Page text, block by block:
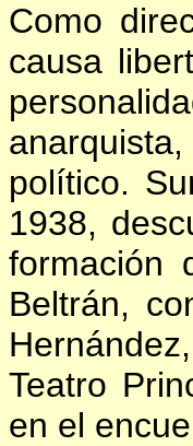
Como
causa
político.
1938,
formación
Beltrán,
Teatro
en el